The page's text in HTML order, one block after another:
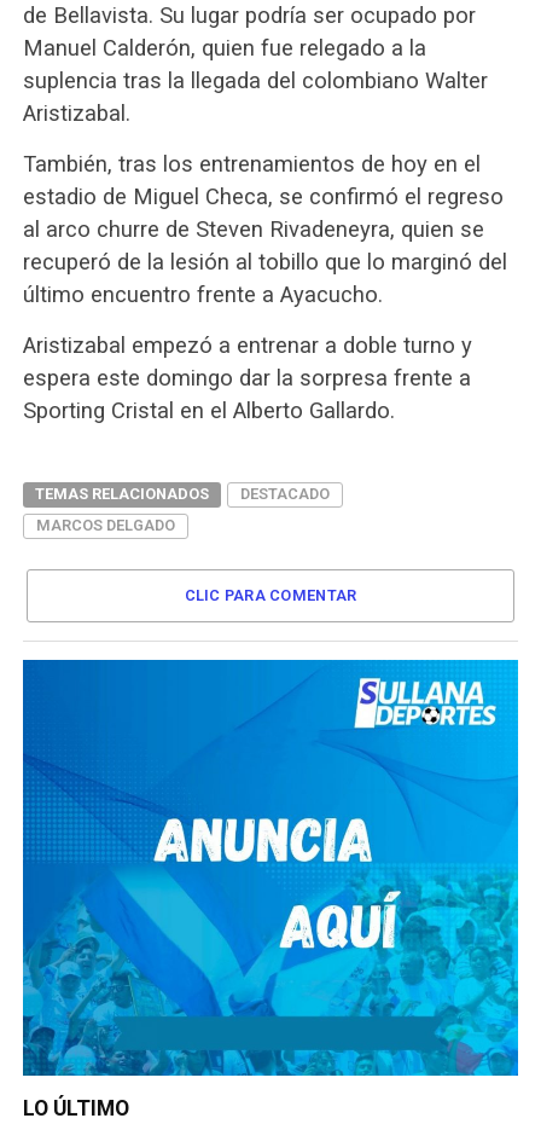
de Bellavista. Su lugar podría ser ocupado por
Manuel Calderón, quien fue relegado a la
suplencia tras la llegada del colombiano Walter
Aristizabal.
También, tras los entrenamientos de hoy en el
estadio de Miguel Checa, se confirmó el regreso
al arco churre de Steven Rivadeneyra, quien se
recuperó de la lesión al tobillo que lo marginó del
último encuentro frente a Ayacucho.
Aristizabal empezó a entrenar a doble turno y
espera este domingo dar la sorpresa frente a
Sporting Cristal en el Alberto Gallardo.
TEMAS RELACIONADOS
DESTACADO
MARCOS DELGADO
CLIC PARA COMENTAR
LO ÚLTIMO